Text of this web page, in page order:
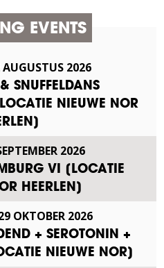
EVENTS
AUGUSTUS 2026
SNUFFELDANS
NIEUWE NOR
2026
VI [LOCATIE
HEERLEN]
OKTOBER 2026
+ SEROTONIN +
NIEUWE NOR]